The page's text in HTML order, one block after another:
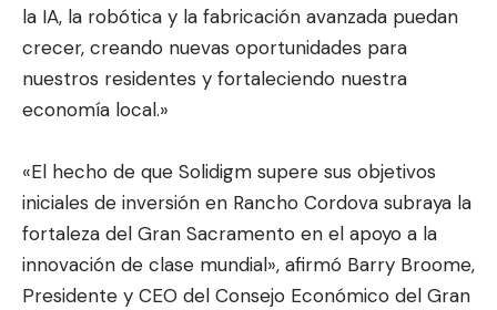
la IA, la robótica y la fabricación avanzada puedan
crecer, creando nuevas oportunidades para
nuestros residentes y fortaleciendo nuestra
economía local.»
«El hecho de que Solidigm supere sus objetivos
iniciales de inversión en Rancho Cordova subraya la
fortaleza del Gran Sacramento en el apoyo a la
innovación de clase mundial», afirmó Barry Broome,
Presidente y CEO del Consejo Económico del Gran